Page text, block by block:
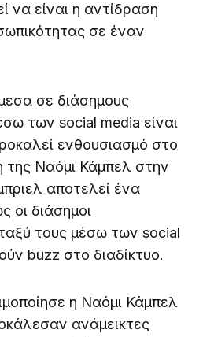
να είναι η αντίδραση
σε έναν
σε διάσημους
των social media είναι
ενθουσιασμό στο
της Ναόμι Κάμπελ στην
αποτελεί ένα
οι διάσημοι
τους μέσω των social
buzz στο διαδίκτυο.
η Ναόμι Κάμπελ
ανάμεικτες